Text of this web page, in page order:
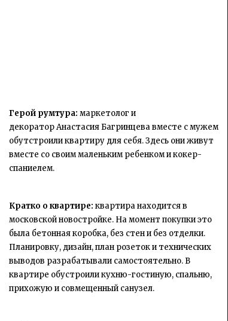
Герой румтура: маркетолог и
декоратор Анастасия Багринцева вместе с мужем
обутстроили квартиру для себя. Здесь они живут
вместе со своим маленьким ребенком и кокер-
спаниелем.
Кратко о квартире: квартира находится в
московской новостройке. На момент покупки это
была бетонная коробка, без стен и без отделки.
Планировку, дизайн, план розеток и технических
выводов разрабатывали самостоятельно. В
квартире обустроили кухню-гостиную, спальню,
прихожую и совмещенный санузел.